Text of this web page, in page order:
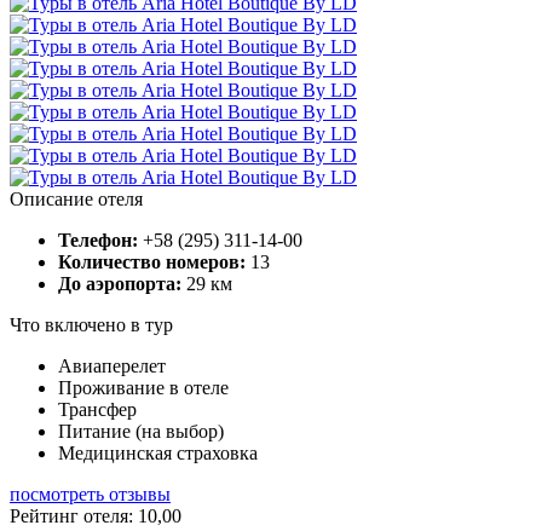
Описание отеля
Телефон: +58 (295) 311-14-00
Количество номеров: 13
До аэропорта: 29 км
Что включено в тур
Авиаперелет
Проживание в отеле
Трансфер
Питание (на выбор)
Медицинская страховка
посмотреть отзывы
Рейтинг отеля: 10,00